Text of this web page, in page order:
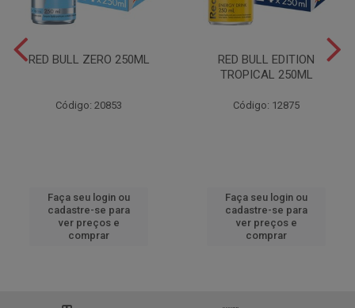
RED BULL ZERO 250ML
Código: 20853
Faça seu login ou
cadastre-se para
ver preços e
comprar
RED BULL EDITION
TROPICAL 250ML
Código: 12875
Faça seu login ou
cadastre-se para
ver preços e
comprar